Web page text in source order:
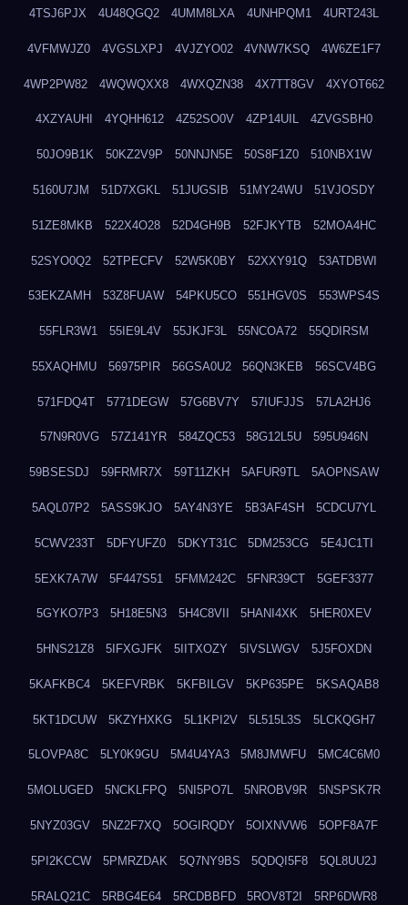
4TSJ6PJX 4U48QGQ2 4UMM8LXA 4UNHPQM1 4URT243L
4VFMWJZ0 4VGSLXPJ 4VJZYO02 4VNW7KSQ 4W6ZE1F7
4WP2PW82 4WQWQXX8 4WXQZN38 4X7TT8GV 4XYOT662
4XZYAUHI 4YQHH612 4Z52SO0V 4ZP14UIL 4ZVGSBH0
50JO9B1K 50KZ2V9P 50NNJN5E 50S8F1Z0 510NBX1W
5160U7JM 51D7XGKL 51JUGSIB 51MY24WU 51VJOSDY
51ZE8MKB 522X4O28 52D4GH9B 52FJKYTB 52MOA4HC
52SYO0Q2 52TPECFV 52W5K0BY 52XXY91Q 53ATDBWI
53EKZAMH 53Z8FUAW 54PKU5CO 551HGV0S 553WPS4S
55FLR3W1 55IE9L4V 55JKJF3L 55NCOA72 55QDIRSM
55XAQHMU 56975PIR 56GSA0U2 56QN3KEB 56SCV4BG
571FDQ4T 5771DEGW 57G6BV7Y 57IUFJJS 57LA2HJ6
57N9R0VG 57Z141YR 584ZQC53 58G12L5U 595U946N
59BSESDJ 59FRMR7X 59T11ZKH 5AFUR9TL 5AOPNSAW
5AQL07P2 5ASS9KJO 5AY4N3YE 5B3AF4SH 5CDCU7YL
5CWV233T 5DFYUFZ0 5DKYT31C 5DM253CG 5E4JC1TI
5EXK7A7W 5F447S51 5FMM242C 5FNR39CT 5GEF3377
5GYKO7P3 5H18E5N3 5H4C8VII 5HANI4XK 5HER0XEV
5HNS21Z8 5IFXGJFK 5IITXOZY 5IVSLWGV 5J5FOXDN
5KAFKBC4 5KEFVRBK 5KFBILGV 5KP635PE 5KSAQAB8
5KT1DCUW 5KZYHXKG 5L1KPI2V 5L515L3S 5LCKQGH7
5LOVPA8C 5LY0K9GU 5M4U4YA3 5M8JMWFU 5MC4C6M0
5MOLUGED 5NCKLFPQ 5NI5PO7L 5NROBV9R 5NSPSK7R
5NYZ03GV 5NZ2F7XQ 5OGIRQDY 5OIXNVW6 5OPF8A7F
5PI2KCCW 5PMRZDAK 5Q7NY9BS 5QDQI5F8 5QL8UU2J
5RALQ21C 5RBG4E64 5RCDBBFD 5ROV8T2I 5RP6DWR8